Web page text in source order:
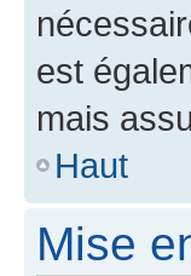
est
mais
Haut
Mise